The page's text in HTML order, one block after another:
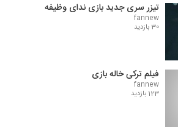
تیزر سری جدید بازی ندای وظیفه
fannew
30 بازدید
فیلم ترکی خاله بازی
fannew
123 بازدید